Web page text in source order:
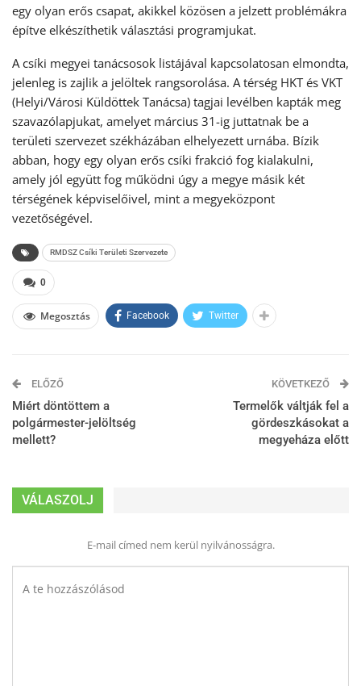
egy olyan erős csapat, akikkel közösen a jelzett problémákra
építve elkészíthetik választási programjukat.
A csíki megyei tanácsosok listájával kapcsolatosan elmondta,
jelenleg is zajlik a jelöltek rangsorolása. A térség HKT és VKT
(Helyi/Városi Küldöttek Tanácsa) tagjai levélben kapták meg
szavazólapjukat, amelyet március 31-ig juttatnak be a
területi szervezet székházában elhelyezett urnába. Bízik
abban, hogy egy olyan erős csíki frakció fog kialakulni,
amely jól együtt fog működni úgy a megye másik két
térségének képviselőivel, mint a megyeközpont
vezetőségével.
RMDSZ Csíki Területi Szervezete
0
Megosztás Facebook Twitter
ELŐZŐ
Miért döntöttem a
polgármester-jelöltség
mellett?
KÖVETKEZŐ
Termelők váltják fel a
gördeszkásokat a
megyeháza előtt
VÁLASZOLJ
E-mail címed nem kerül nyilvánosságra.